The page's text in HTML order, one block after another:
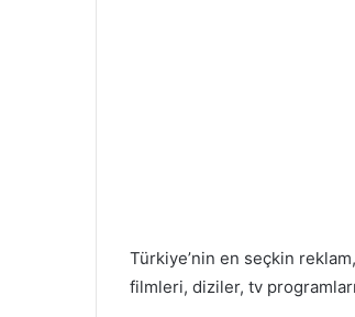
Türkiye’nin en seçkin
filmleri, diziler, tv